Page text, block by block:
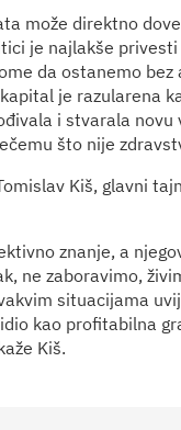
može direktno
je najlakše
da ostanemo
je razularena
i stvarala
što nije
Kiš, glavni
znanje, a
ne zaboravimo,
situacijama
kao profitabilna
Kiš.